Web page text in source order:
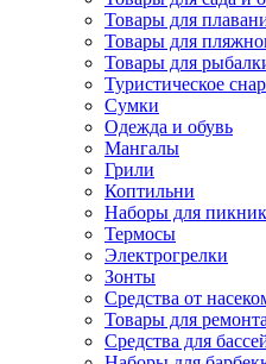
Товары для
Товары для
Товары для
Туристическое
Сумки
Одежда и обувь
Мангалы
Грили
Коптильни
Наборы для
Термосы
Электрогрелки
Зонты
Средства от
Товары для ремонта
Средства для